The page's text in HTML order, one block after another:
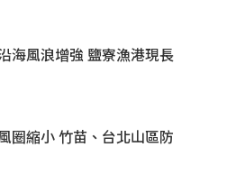
海風浪增強 鹽寮漁港現長
圈縮小 竹苗、台北山區防